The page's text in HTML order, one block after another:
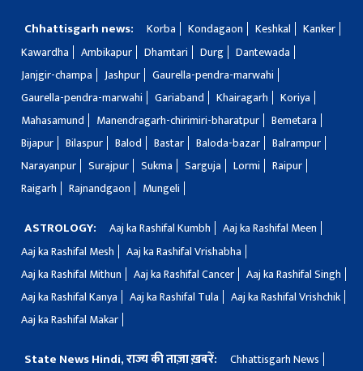
Chhattisgarh news: Korba Kondagaon Keshkal
Kanker
Kawardha
Ambikapur Dhamtari Durg
Dantewada
Janjgir-champa
Jashpur
Gaurella-pendra-marwahi
Gaurella-pendra-marwahi
Gariaband Khairagarh
Koriya
Mahasamund
Manendragarh-chirimiri-bharatpur
Bemetara
Bijapur
Bilaspur Balod Bastar Baloda-bazar
Balrampur
Narayanpur
Surajpur Sukma Sarguja Lormi
Raipur
Raigarh
Rajnandgaon Mungeli
ASTROLOGY: Aaj ka Rashifal Kumbh
Aaj ka Rashifal Meen
Aaj ka Rashifal Mesh
Aaj ka Rashifal Vrishabha
Aaj ka Rashifal Mithun
Aaj ka Rashifal Cancer
Aaj ka Rashifal Singh
Aaj ka Rashifal Kanya
Aaj ka Rashifal Tula
Aaj ka Rashifal Vrishchik
Aaj ka Rashifal Makar
State News Hindi, राज्य की ताज़ा ख़बरें:
Chhattisgarh News